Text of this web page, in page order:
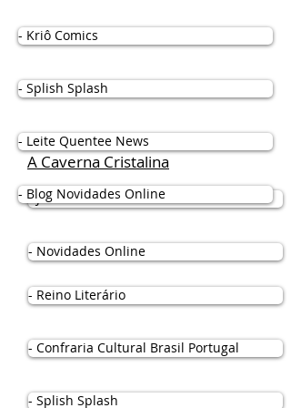
A Caverna Cristalina
- Jornal Cultural Rol
- Novidades Online
- Reino Literário
- Confraria Cultural Brasil Portugal
- Splish Splash
- Kriô Comics
- Splish Splash
- Leite Quentee News
- Blog Novidades Online